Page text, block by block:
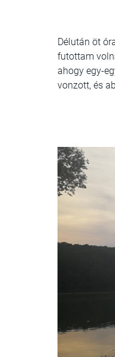
Délután öt
futottam
ahogy egy-
vonzott, és